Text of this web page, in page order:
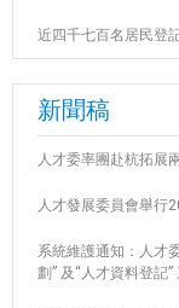
近四千七百名居民登
新聞稿
人才委率團赴杭拓展
人才發展委員會舉行
系統維護通知：人才
劃” 及“人才資料登記